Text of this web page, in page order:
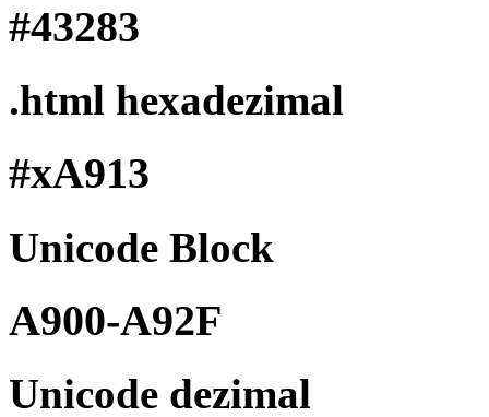
#43283
.html hexadezimal
#xA913
Unicode Block
A900-A92F
Unicode dezimal